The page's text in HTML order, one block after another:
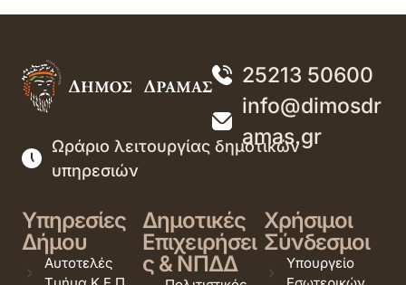
25213 50600
info@dimosdr
amas.gr
Ωράριο λειτουργίας δημοτικών
υπηρεσιών
Υπηρεσίες
Δήμου
Αυτοτελές
Δημοτικές
Επιχειρήσει
ς & ΝΠΔΔ
Χρήσιμοι
Σύνδεσμοι
Υπουργείο